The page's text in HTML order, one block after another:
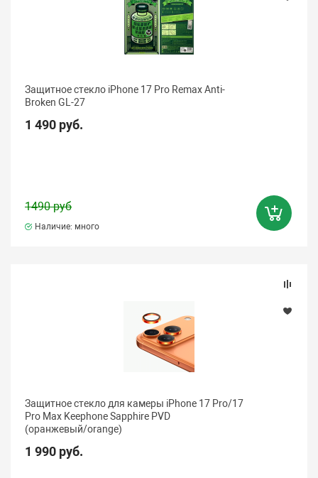
Защитное стекло iPhone 17 Pro Remax Anti-
Broken GL-27
1 490 руб.
1490 руб
Наличие: много
Защитное стекло для камеры iPhone 17 Pro/17
Pro Max Keephone Sapphire PVD
(оранжевый/orange)
1 990 руб.